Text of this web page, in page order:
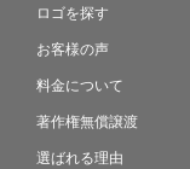
ロゴを探す
お客様の声
料金について
著作権無償譲渡
選ばれる理由